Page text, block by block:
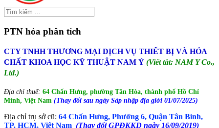
PTN hóa phân tích
CTY TNHH THƯƠNG MẠI DỊCH VỤ THIẾT BỊ VÀ HÓA
CHẤT KHOA HỌC KỸ THUẬT NAM Ý (Viết tắt: NAM Y Co.,
Ltd.)
Địa chỉ thuế: 64 Chấn Hưng, phường Tân Hòa, thành phố Hồ Chí
Minh, Việt Nam (Thay đổi sau ngày Sáp nhập địa giới 01/07/2025)
Địa chỉ trụ sở cũ: 64 Chấn Hưng, Phường 6, Quận Tân Bình,
TP. HCM, Việt Nam (Thay đổi GPĐKKD ngày 16/09/2019)